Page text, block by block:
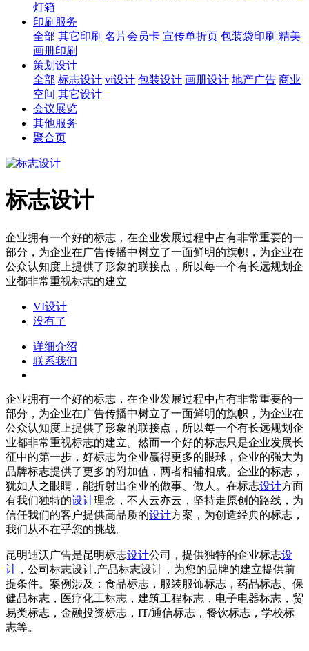
灯箱
印刷服务
全部 其它印刷 名片会员卡 宣传单折页 包装袋印刷 精美
画册印刷
策划设计
全部 标志设计 vi设计 包装设计 画册设计 地产广告 商业
空间 其它设计
会议展览
其他服务
聚合页
标志设计
企业拥有一个好的标志，在企业发展过程中占有非常重要的一
部分，为企业在广告传播中树立了一面鲜明的旗帜，为企业在
公众认知度上提供了形象的联接点，所以每一个有长远规划企
业都非常重视标志的建立
VI设计
没有了
详细介绍
联系我们
企业拥有一个好的标志，在企业发展过程中占有非常重要的一
部分，为企业在广告传播中树立了一面鲜明的旗帜，为企业在
公众认知度上提供了形象的联接点，所以每一个有长远规划企
业都非常重视标志的建立。然而一个好的标志只是企业发展长
征中的第一步，好标志为企业赢得更多的眼球，企业的强大为
品牌标志提供了更多的附加值，两者相辅相成。企业的标志，
犹如人之眼睛，能折射出企业的做事、做人。在标志设计方面
有我们独特的设计理念，不人云亦云，坚持走原创的路线，为
信任我们的客户提供高品质的设计方案，为创造经典的标志，
我们从不在乎您的挑战。
昆明迪沃广告是昆明标志设计公司，提供独特的企业标志设
计 ，公司标志设计,产品标志设计，为您的品牌的建立提供前
提条件。案例涉及：食品标志，服装服饰标志，药品标志、保
健品标志，医疗化工标志，建筑工程标志，电子电器标志，贸
易类标志，金融投资标志，IT/通信标志，餐饮标志，学校标
志等。